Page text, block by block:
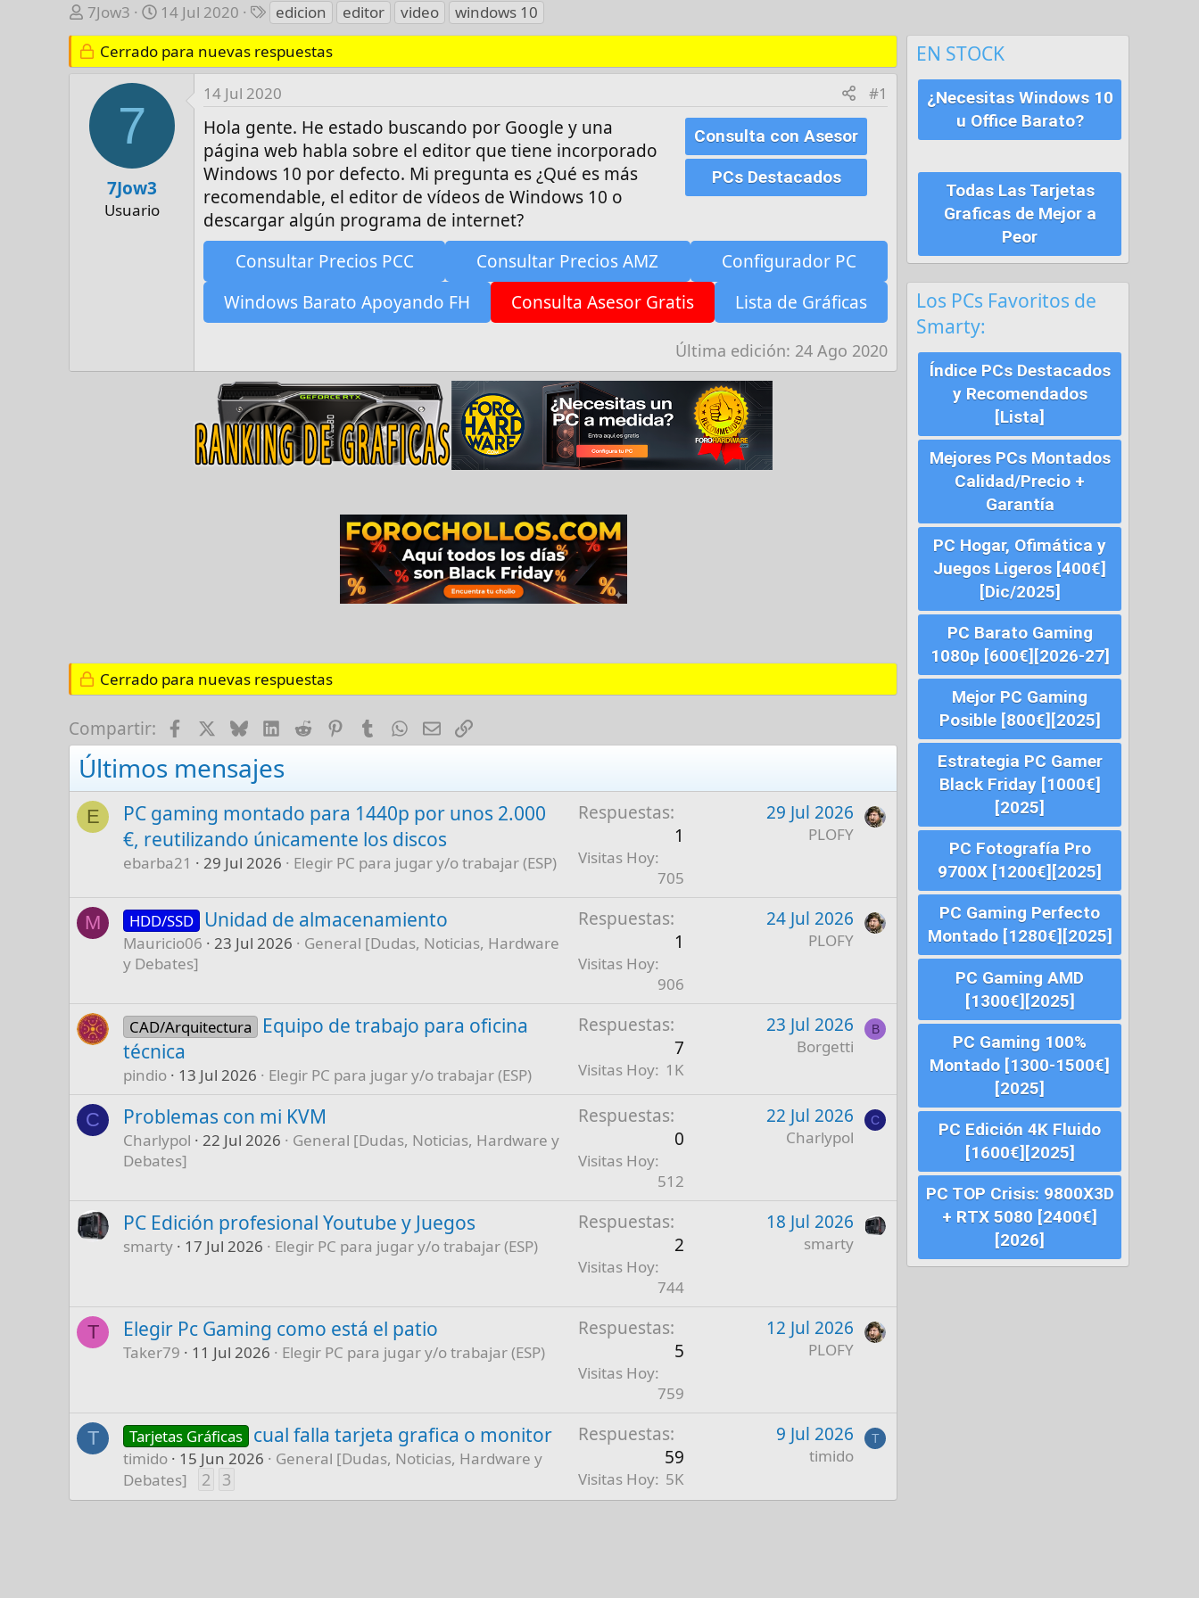
A
u
t
o
7Jow3
F
e
c
h
a
i
14 Jul 2020
E
t
i
q
u
e
t
a
s
edicion editor video
windows 10
Cerrado para nuevas respuestas
7
7Jow3
Usuario
14 Jul 2020 #1
Consulta con Asesor
PCs Destacados
Hola gente. He estado buscando por Google y una
página web habla sobre el editor que tiene incorporado
Windows 10 por defecto. Mi pregunta es ¿Qué es más
recomendable, el editor de vídeos de Windows 10 o
descargar algún programa de internet?
Consultar Precios PCC
Consultar Precios AMZ
Configurador PC
Windows Barato Apoyando FH
Consulta Asesor Gratis Lista de Gráficas
Última edición: 24 Ago 2020
Cerrado para nuevas respuestas
Compartir: FacebookBlueskyLinkedIn
RedditPinterestTumblr
WhatsApp
E-mailEnlace
Últimos mensajes
E
PC gaming montado para 1440p por unos 2.000
€, reutilizando únicamente los discos
ebarba21 29 Jul 2026 Elegir PC para jugar y/o trabajar (ESP)
Respuestas
1
Visitas Hoy
705
29 Jul 2026
PLOFY
M HDD/SSD Unidad de almacenamiento
Mauricio06 23 Jul 2026
General [Dudas, Noticias, Hardware
y Debates]
Respuestas
1
Visitas Hoy
906
24 Jul 2026
PLOFY
CAD/Arquitectura
Equipo de trabajo para oficina
técnica
pindio 13 Jul 2026 Elegir PC para jugar y/o trabajar (ESP)
Respuestas
7
Visitas Hoy 1K
23 Jul 2026
Borgetti
B
C Problemas con mi KVM
Charlypol 22 Jul 2026
General [Dudas, Noticias, Hardware y
Debates]
Respuestas
0
Visitas Hoy
512
22 Jul 2026
Charlypol
C
PC Edición profesional Youtube y Juegos
smarty 17 Jul 2026 Elegir PC para jugar y/o trabajar (ESP)
Respuestas
2
Visitas Hoy
744
18 Jul 2026
smarty
T Elegir Pc Gaming como está el patio
Taker79 11 Jul 2026 Elegir PC para jugar y/o trabajar (ESP)
Respuestas
5
Visitas Hoy
759
12 Jul 2026
PLOFY
T Tarjetas Gráficas cual falla tarjeta grafica o monitor
timido 15 Jun 2026
General [Dudas, Noticias, Hardware y
Debates]
2 3
Respuestas
59
Visitas Hoy 5K
9 Jul 2026
timido
T
EN STOCK
¿Necesitas Windows 10
u Office Barato?
Todas Las Tarjetas
Graficas de Mejor a
Peor
Los PCs Favoritos de
Smarty:
Índice PCs Destacados
y Recomendados
[Lista]
Mejores PCs Montados
Calidad/Precio +
Garantía
PC Hogar, Ofimática y
Juegos Ligeros [400€]
[Dic/2025]
PC Barato Gaming
1080p [600€][2026-27]
Mejor PC Gaming
Posible [800€][2025]
Estrategia PC Gamer
Black Friday [1000€]
[2025]
PC Fotografía Pro
9700X [1200€][2025]
PC Gaming Perfecto
Montado [1280€][2025]
PC Gaming AMD
[1300€][2025]
PC Gaming 100%
Montado [1300-1500€]
[2025]
PC Edición 4K Fluido
[1600€][2025]
PC TOP Crisis: 9800X3D
+ RTX 5080 [2400€]
[2026]